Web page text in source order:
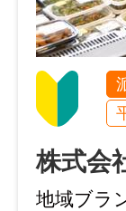
休4日以
諸手当
通勤手
加入保
・西岐
山口県
・楠店
山口
・東岐
山口県
・西割店
株式会
地域ブラ